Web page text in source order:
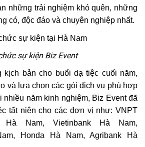
những trải nghiệm khó quên, những
có, độc đáo và chuyên nghiệp nhất.
sự kiện Biz Event
kịch bản cho buổi dạ tiệc cuối năm,
và lựa chọn các gói dịch vụ phù hợp
năm kinh nghiệm, Biz Event đã
tất niên cho các đơn vị như: VNPT
Hà Nam, Vietinbank Hà Nam,
Honda Hà Nam, Agribank Hà